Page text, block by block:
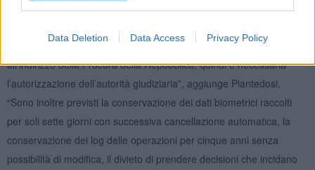
Data Deletion Data Access Privacy Policy
pericolo o minaccia specifica o per la ricerca di persone scomparse
comunque una richiesta dell’autorità di pubblica sicurezza
all’indirizzo della Procura della Repubblica, quindi è necessaria
l’autorizzazione dell’autorità giudiziaria”, aggiunge Piantedosi.
“Sono inoltre previsti la conservazione dei dati biometrici raccolti
per soli sette giorni con successiva cancellazione automatica, la
conservazione dei log delle operazioni per cinque anni senza
possibilità di modifica, il divieto di prendere decisioni che incidano